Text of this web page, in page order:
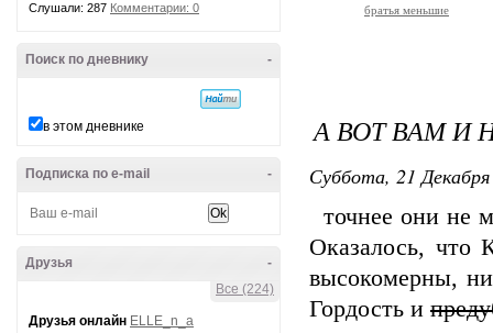
Слушали: 287 Комментарии: 0
-
Поиск по дневнику
в этом дневнике
-
Подписка по e-mail
-
Друзья
Все (224)
Друзья онлайн ELLE_n_a
братья меньшие
А ВОТ ВАМ И
Суббота, 21
точнее они не
Оказалось, что
высокомерны,
Гордость и